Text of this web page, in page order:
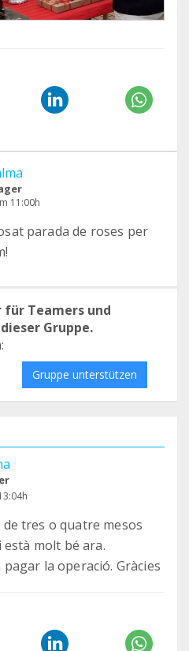
11:00h
parada de roses per
Teamers und
Gruppe.
Gruppe unterstützen
tres o quatre mesos
molt bé ara.
la operació. Gràcies